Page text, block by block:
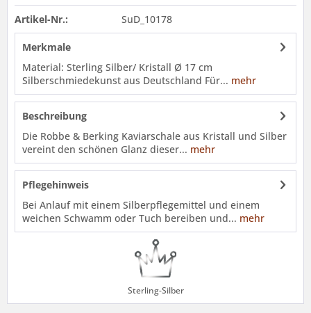
Artikel-Nr.: SuD_10178
Merkmale
Material: Sterling Silber/ Kristall Ø 17 cm
Silberschmiedekunst aus Deutschland Für... mehr
Beschreibung
Die Robbe & Berking Kaviarschale aus Kristall und Silber
vereint den schönen Glanz dieser... mehr
Pflegehinweis
Bei Anlauf mit einem Silberpflegemittel und einem
weichen Schwamm oder Tuch bereiben und... mehr
Sterling-Silber